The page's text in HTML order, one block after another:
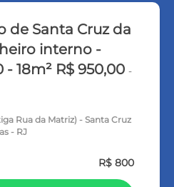
de Santa Cruz da
interno -
- 18m² R$ 950,00-
Rua da Matriz) - Santa Cruz
- RJ
R$ 800